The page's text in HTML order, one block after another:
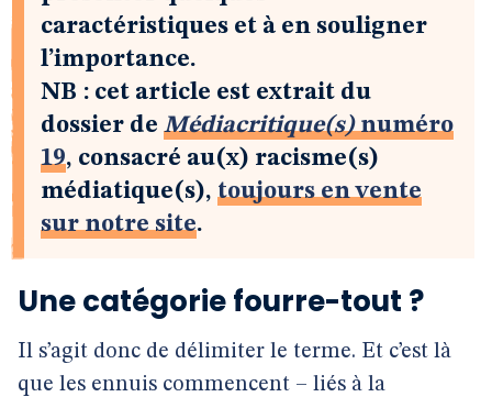
caractéristiques et à en souligner
l’importance.
NB : cet article est extrait du
dossier de Médiacritique(s)numéro
19, consacré au(x) racisme(s)
médiatique(s), toujours en vente
sur notre site.
Une catégorie fourre-tout ?
Il s’agit donc de délimiter le terme. Et c’est là
que les ennuis commencent – liés à la